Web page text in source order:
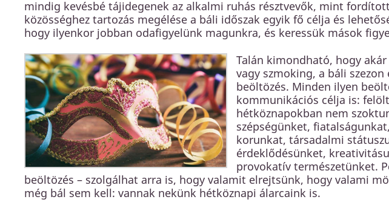
mindig kevésbé tájidegenek az alkalmi ruhás résztvevők, mint
közösséghez tartozás megélése a báli időszak egyik fő célja és
hogy ilyenkor jobban odafigyelünk magunkra, és keressük mások
Talán kimondható, hogy
vagy szmoking, a báli
beöltözés. Minden ilyen
kommunikációs célja is:
hétköznapokban nem
szépségünket,
korunkat, társadalmi
érdeklődésünket,
provokatív természetünket.
beöltözés – szolgálhat arra is, hogy valamit elrejtsünk, hogy valami
még bál sem kell: vannak nekünk hétköznapi álarcaink is.